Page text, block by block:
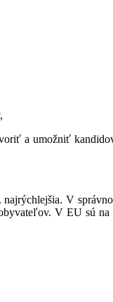
a umožniť
V
V EU sú na